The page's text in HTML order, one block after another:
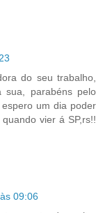
do seu trabalho,
sua, parabéns pelo
um dia poder
vier á SP,rs!!
09:06